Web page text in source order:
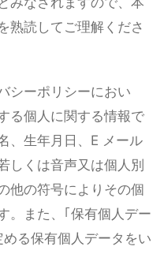
熟読してご理解くださ
シーポリシーにおい
る個人に関する情報で
、生年月日、E メール
しくは音声又は個人別
他の符号によりその個
。また、｢保有個人デー
る保有個人データをい